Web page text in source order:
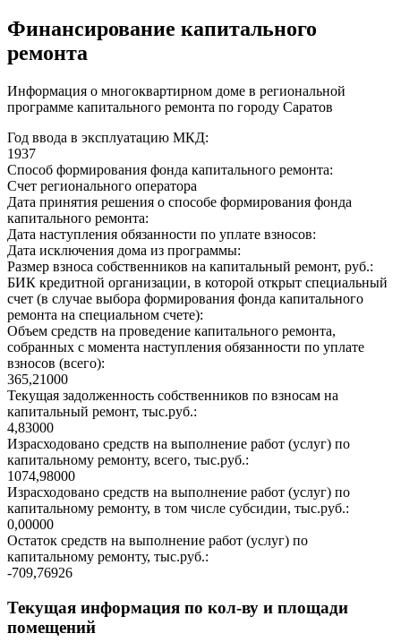
Финансирование капитального
ремонта
Информация о многоквартирном доме в региональной
программе капитального ремонта по городу Саратов
Год ввода в эксплуатацию МКД:
1937
Способ формирования фонда капитального ремонта:
Счет регионального оператора
Дата принятия решения о способе формирования фонда
капитального ремонта:
Дата наступления обязанности по уплате взносов:
Дата исключения дома из программы:
Размер взноса собственников на капитальный ремонт, руб.:
БИК кредитной организации, в которой открыт специальный
счет (в случае выбора формирования фонда капитального
ремонта на специальном счете):
Объем средств на проведение капитального ремонта,
собранных с момента наступления обязанности по уплате
взносов (всего):
365,21000
Текущая задолженность собственников по взносам на
капитальный ремонт, тыс.руб.:
4,83000
Израсходовано средств на выполнение работ (услуг) по
капитальному ремонту, всего, тыс.руб.:
1074,98000
Израсходовано средств на выполнение работ (услуг) по
капитальному ремонту, в том числе субсидии, тыс.руб.:
0,00000
Остаток средств на выполнение работ (услуг) по
капитальному ремонту, тыс.руб.:
-709,76926
Текущая информация по кол-ву и площади
помещений